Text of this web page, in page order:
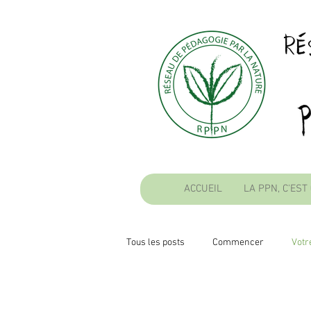
ACCUEIL LA PPN, C'EST
Tous les posts Commencer